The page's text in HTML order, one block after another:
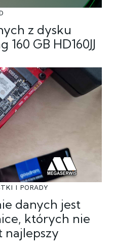
z dysku
GB HD160JJ
I PORADY
danych jest
których nie
najlepszy